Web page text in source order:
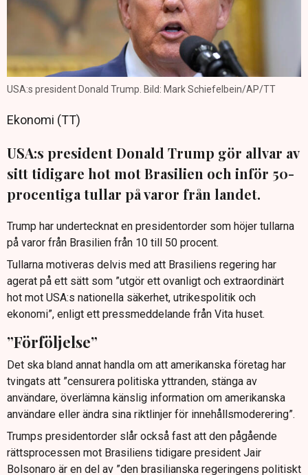
USA:s president Donald Trump. Bild: Mark Schiefelbein/AP/TT
Ekonomi (TT)
USA:s president Donald Trump gör allvar av
sitt tidigare hot mot Brasilien och inför 50-
procentiga tullar på varor från landet.
Trump har undertecknat en presidentorder som höjer tullarna
på varor från Brasilien från 10 till 50 procent.
Tullarna motiveras delvis med att Brasiliens regering har
agerat på ett sätt som ”utgör ett ovanligt och extraordinärt
hot mot USA:s nationella säkerhet, utrikespolitik och
ekonomi”, enligt ett pressmeddelande från Vita huset.
”Förföljelse”
Det ska bland annat handla om att amerikanska företag har
tvingats att ”censurera politiska yttranden, stänga av
användare, överlämna känslig information om amerikanska
användare eller ändra sina riktlinjer för innehållsmoderering”.
Trumps presidentorder slår också fast att den pågående
rättsprocessen mot Brasiliens tidigare president Jair
Bolsonaro är en del av ”den brasilianska regeringens politiskt